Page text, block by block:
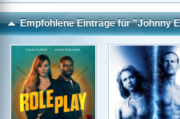
Empfohlene Einträge für "Johnny